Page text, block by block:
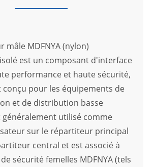
mâle MDFNYA (nylon)
est un composant d'interface
performance et haute sécurité,
conçu pour les équipements de
et de distribution basse
généralement utilisé comme
sur le répartiteur principal
central et est associé à
sécurité femelles MDFNYA (tels